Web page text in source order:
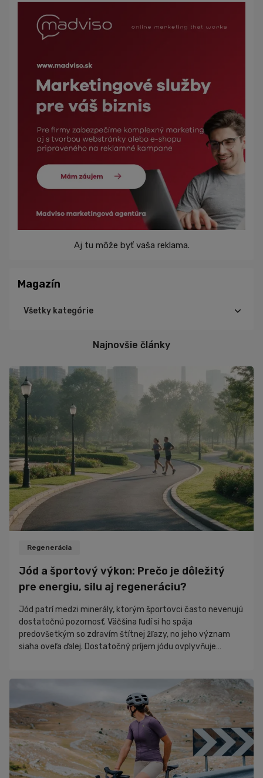
Aj tu môže byť vaša reklama.
Magazín
Všetky kategórie
Turistika
Beh
Výživa
Ďalšie športy
Šport
Zdravie
Cviky
Iné
Recepty
Novinky
Nákupný poradca
Najnovšie články
Regenerácia
Jód a športový výkon: Prečo je dôležitý
pre energiu, silu aj regeneráciu?
Jód patrí medzi minerály, ktorým športovci často nevenujú
dostatočnú pozornosť. Väčšina ľudí si ho spája
predovšetkým so zdravím štítnej žľazy, no jeho význam
siaha oveľa ďalej. Dostatočný príjem jódu ovplyvňuje
nemá dostatok tohto stopového prvku, môže sa to prejaviť
únavou, poklesom výdrže či horšou schopnosťou
regenerovať po tréningu. Hoci sa o bielkovinách, kre...